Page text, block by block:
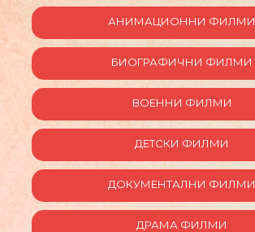
АНИМАЦИОННИ ФИЛМИ
БИОГРАФИЧНИ ФИЛМИ
ВОЕННИ ФИЛМИ
ДЕТСКИ ФИЛМИ
ДОКУМЕНТАЛНИ ФИЛМИ
ДРАМА ФИЛМИ